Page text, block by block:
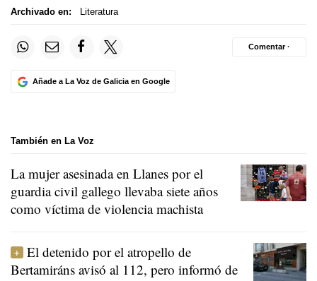
Archivado en: Literatura
Añade a La Voz de Galicia en Google
Comentar ·
También en La Voz
La mujer asesinada en Llanes por el
guardia civil gallego llevaba siete años
como víctima de violencia machista
El detenido por el atropello de
Bertamiráns avisó al 112, pero informó de